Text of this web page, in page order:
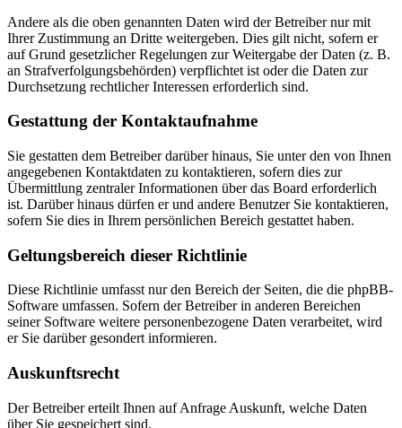
Andere als die oben genannten Daten wird der Betreiber nur mit
Ihrer Zustimmung an Dritte weitergeben. Dies gilt nicht, sofern er
auf Grund gesetzlicher Regelungen zur Weitergabe der Daten (z. B.
an Strafverfolgungsbehörden) verpflichtet ist oder die Daten zur
Durchsetzung rechtlicher Interessen erforderlich sind.
Gestattung der Kontaktaufnahme
Sie gestatten dem Betreiber darüber hinaus, Sie unter den von Ihnen
angegebenen Kontaktdaten zu kontaktieren, sofern dies zur
Übermittlung zentraler Informationen über das Board erforderlich
ist. Darüber hinaus dürfen er und andere Benutzer Sie kontaktieren,
sofern Sie dies in Ihrem persönlichen Bereich gestattet haben.
Geltungsbereich dieser Richtlinie
Diese Richtlinie umfasst nur den Bereich der Seiten, die die phpBB-
Software umfassen. Sofern der Betreiber in anderen Bereichen
seiner Software weitere personenbezogene Daten verarbeitet, wird
er Sie darüber gesondert informieren.
Auskunftsrecht
Der Betreiber erteilt Ihnen auf Anfrage Auskunft, welche Daten
über Sie gespeichert sind.